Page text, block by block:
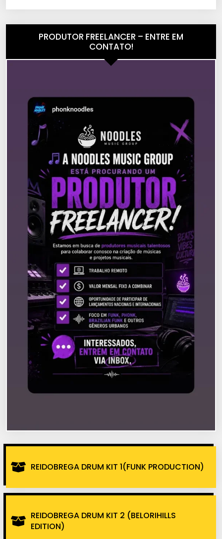
PRODUTOR FREELANCER – ENTRE EM
CONTATO!
REIDOBREGA DRUM KIT 1(FUNK PRODUCTION)
REIDOBREGA DRUM KIT 2 (BELORIHILLS
EDITION)